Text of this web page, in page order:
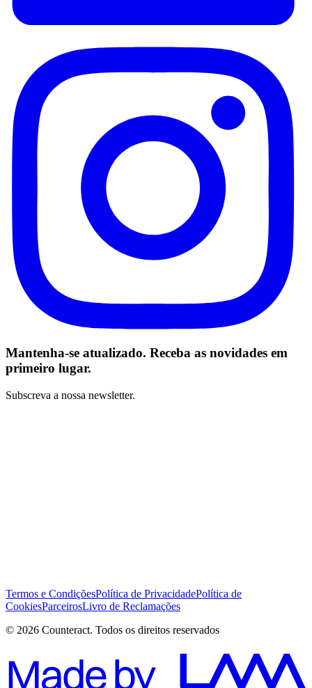
Mantenha-se atualizado. Receba as novidades em
primeiro lugar.
Subscreva a nossa newsletter.
Termos e CondiçõesPolítica de PrivacidadePolítica de
CookiesParceirosLivro de Reclamações
© 2026 Counteract. Todos os direitos reservados